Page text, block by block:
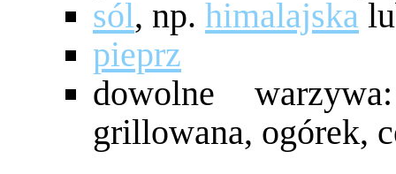
sól, np. himalajska
pieprz
dowolne
grillowana, ogórek,